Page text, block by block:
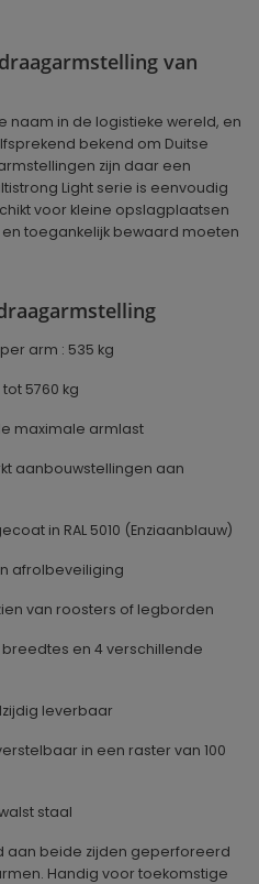
van
naam in de logistieke wereld, en
bekend om Duitse
zijn daar een
Light serie is eenvoudig
voor kleine opslagplaatsen
toegankelijk bewaard moeten
arm : 535 kg
5760 kg
maximale armlast
aanbouwstellingen aan
in RAL 5010 (Enziaanblauw)
afrolbeveiliging
van roosters of legborden
en 4 verschillende
leverbaar
in een raster van 100
staal
aan beide zijden geperforeerd
Handig voor toekomstige